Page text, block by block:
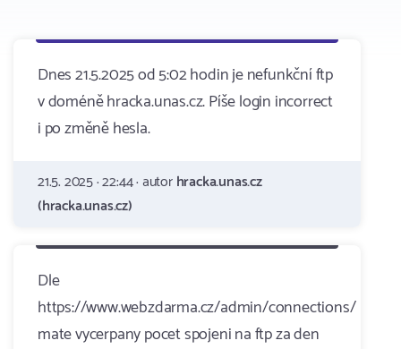
Dnes 21.5.2025 od 5:02 hodin je nefunkční ftp
v doméně hracka.unas.cz. Píše login incorrect
i po změně hesla.
21.5. 2025 · 22:44 · autorhracka.unas.cz
(hracka.unas.cz)
Dle
https://www.webzdarma.cz/admin/connections/
mate vycerpany pocet spojeni na ftp za den